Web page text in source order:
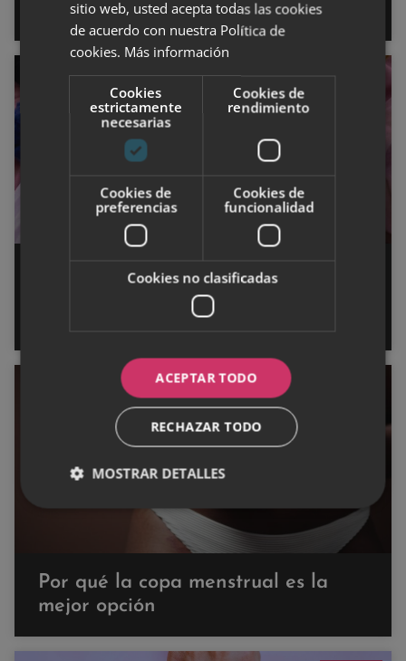
80% de las mujeres
SALUD
Productos de cuidado personal
para el bienestar mental y
Por qué la copa menstrual es la
mejor opción
sitio web, usted acepta todas las cookies
de acuerdo con nuestra Política de
cookies. Más información
Cookies
estrictamente
necesarias
Cookies de
rendimiento
Cookies de
preferencias
Cookies de
funcionalidad
Cookies no clasificadas
ACEPTAR TODO
RECHAZAR TODO
MOSTRAR DETALLES